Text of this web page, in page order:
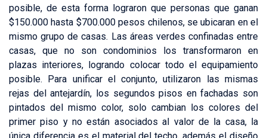
posible, de esta forma lograron que personas que ganan
$150.000 hasta $700.000 pesos chilenos, se ubicaran en el
mismo grupo de casas. Las áreas verdes confinadas entre
casas, que no son condominios los transformaron en
plazas interiores, logrando colocar todo el equipamiento
posible. Para unificar el conjunto, utilizaron las mismas
rejas del antejardín, los segundos pisos en fachadas son
pintados del mismo color, solo cambian los colores del
primer piso y no están asociados al valor de la casa, la